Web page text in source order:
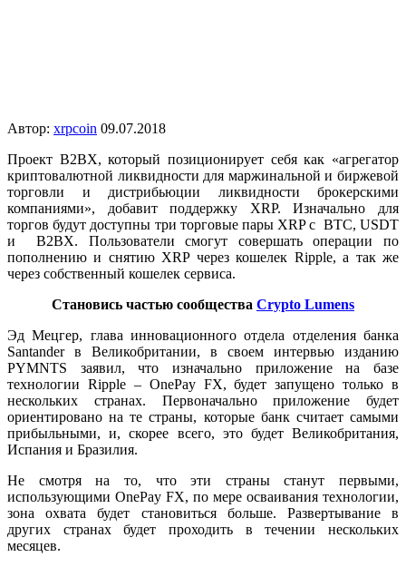
Автор: xrpcoin 09.07.2018
Проект B2BX, который позиционирует себя как «агрегатор
криптовалютной ликвидности для маржинальной и биржевой
торговли и дистрибьюции ликвидности брокерскими
компаниями», добавит поддержку XRP. Изначально для
торгов будут доступны три торговые пары XRP с BTC, USDT
и B2BX. Пользователи смогут совершать операции по
пополнению и снятию XRP через кошелек Ripple, а так же
через собственный кошелек сервиса.
Становись частью сообщества Crypto Lumens
Эд Мецгер, глава инновационного отдела отделения банка
Santander в Великобритании, в своем интервью изданию
PYMNTS заявил, что изначально приложение на базе
технологии Ripple – OnePay FX, будет запущено только в
нескольких странах. Первоначально приложение будет
ориентировано на те страны, которые банк считает самыми
прибыльными, и, скорее всего, это будет Великобритания,
Испания и Бразилия.
Не смотря на то, что эти страны станут первыми,
использующими OnePay FX, по мере осваивания технологии,
зона охвата будет становиться больше. Развертывание в
других странах будет проходить в течении нескольких
месяцев.